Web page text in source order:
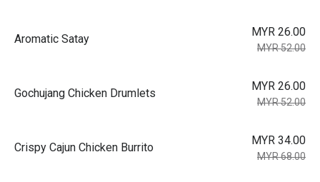
Aromatic Satay
MYR 26.00
MYR 52.00
Gochujang Chicken Drumlets
MYR 26.00
MYR 52.00
Crispy Cajun Chicken Burrito
MYR 34.00
MYR 68.00